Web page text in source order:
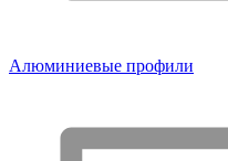
Алюминиевые профили